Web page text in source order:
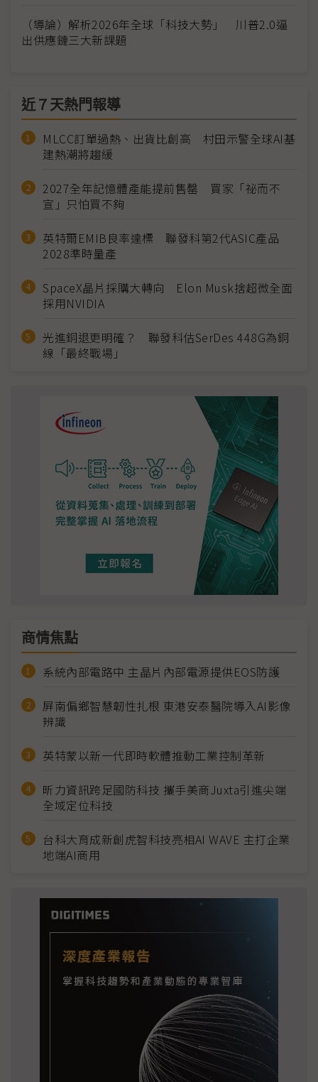
（導論）解析2026年全球「科技大勢」 川普2.0逼
出供應鏈三大新課題
近７天熱門報導
MLCC訂單過熱、出貨比創高 村田示警全球AI基
建熱潮將趨緩
2027全年記憶體產能提前售罄 買家「祕而不
宣」只怕買不夠
英特爾EMIB良率達標 聯發科第2代ASIC產品
2028準時量產
SpaceX晶片採購大轉向 Elon Musk捨超微全面
採用NVIDIA
光進銅退更明確？ 聯發科估SerDes 448G為銅
線「最終戰場」
商情焦點
系統內部電路中 主晶片內部電源提供EOS防護
屏南偏鄉智慧韌性扎根 東港安泰醫院導入AI影像
辨識
英特蒙以新一代即時軟體推動工業控制革新
昕力資訊跨足國防科技 攜手美商Juxta引進尖端
全域定位科技
台科大育成新創虎智科技亮相AI WAVE 主打企業
地端AI商用